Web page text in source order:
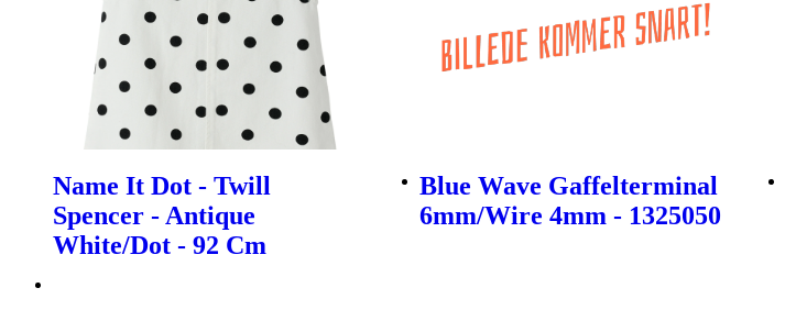
Name It Dot - Twill
Spencer - Antique
White/Dot - 92 Cm
Blue Wave Gaffelterminal
6mm/Wire 4mm - 1325050